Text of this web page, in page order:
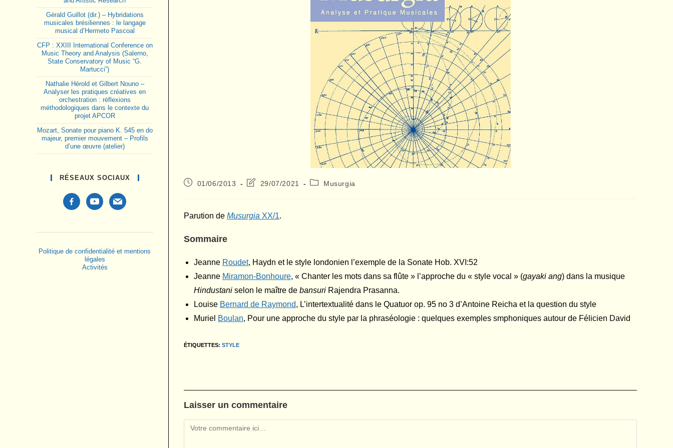
Publication
01/06/2013
Dernière
publication :
29/07/2021
PostMusurgia
Parution de Musurgia XX/1.
Sommaire
Jeanne Roudet, Haydn et le style londonien l’exemple de la Sonate Hob. XVI:52
Jeanne Miramon-Bonhoure, « Chanter les mots dans sa flûte » l’approche du « style vocal » (gayaki ang) dans la musique
Hindustani selon le maître de bansuri Rajendra Prasanna.
Louise Bernard de Raymond, L’intertextualité dans le Quatuor op. 95 no 3 d’Antoine Reicha et la question du style
Muriel Boulan, Pour une approche du style par la phraséologie : quelques exemples smphoniques autour de Félicien David
ÉTIQUETTES: STYLE
Laisser un commentaire
Comment
Gérald Guillot (dir.) – Hybridations
musicales brésiliennes : le langage
musical d’Hermeto Pascoal
CFP : XXIII International Conference on
Music Theory and Analysis (Salerno,
State Conservatory of Music “G.
Martucci”)
Nathalie Hérold et Gilbert Nouno –
Analyser les pratiques créatives en
orchestration : réflexions
méthodologiques dans le contexte du
projet APCOR
Mozart, Sonate pour piano K. 545 en do
majeur, premier mouvement – Profils
d’une œuvre (atelier)
RÉSEAUX SOCIAUX
facebook-
alt
youtubemail
Politique de confidentialité et mentions
légales
Activités